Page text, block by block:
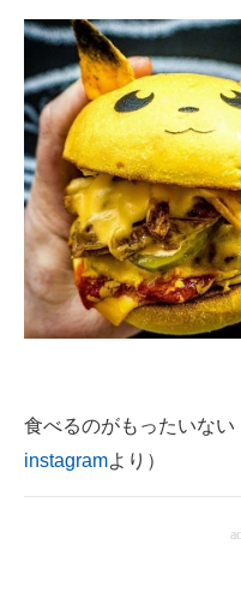
食べるのがもったいない
instagramより）